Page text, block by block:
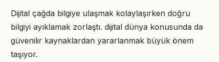
Dijital çağda bilgiye ulaşmak kolaylaşırken doğru
bilgiyi ayıklamak zorlaştı. dijital dünya konusunda da
güvenilir kaynaklardan yararlanmak büyük önem
taşıyor.